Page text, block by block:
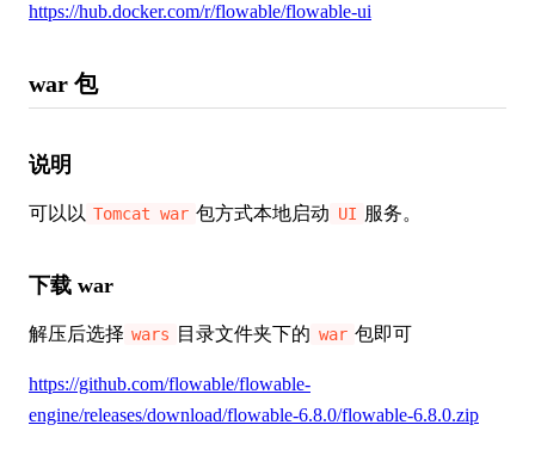
https://hub.docker.com/r/flowable/flowable-ui
war 包
说明
可以以 Tomcat war 包方式本地启动 UI 服务。
下载 war
解压后选择 wars 目录文件夹下的 war 包即可
https://github.com/flowable/flowable-
engine/releases/download/flowable-6.8.0/flowable-6.8.0.zip